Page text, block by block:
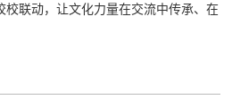
校联动，让文化力量在交流中传承、在